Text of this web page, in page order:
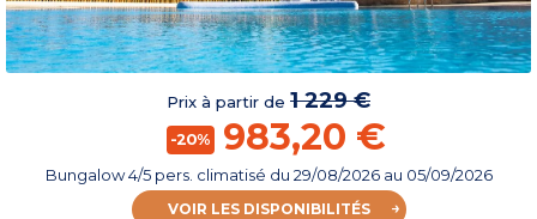
Prix à partir de 1 229 €
-20% 983,20 €
Bungalow 4/5 pers. climatisé du 29/08/2026au 05/09/2026
VOIR LES DISPONIBILITÉS